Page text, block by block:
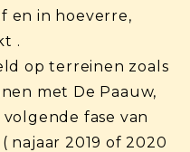
en in hoeverre,
.
op terreinen zoals
met De Paauw,
fase van
najaar 2019 of 2020